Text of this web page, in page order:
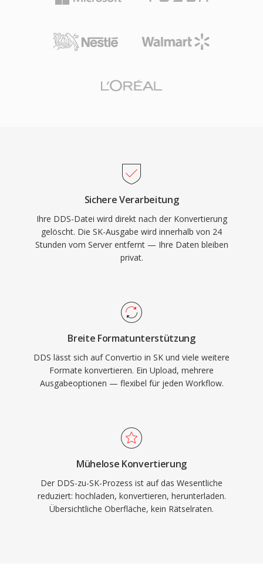
Sichere Verarbeitung
Ihre DDS-Datei wird direkt nach der Konvertierung
gelöscht. Die SK-Ausgabe wird innerhalb von 24
Stunden vom Server entfernt — Ihre Daten bleiben
privat.
Breite Formatunterstützung
DDS lässt sich auf Convertio in SK und viele weitere
Formate konvertieren. Ein Upload, mehrere
Ausgabeoptionen — flexibel für jeden Workflow.
Mühelose Konvertierung
Der DDS-zu-SK-Prozess ist auf das Wesentliche
reduziert: hochladen, konvertieren, herunterladen.
Übersichtliche Oberfläche, kein Rätselraten.